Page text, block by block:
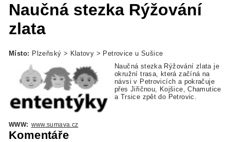
Naučná stezka Rýžování
zlata
Místo: Plzeňský > Klatovy > Petrovice u Sušice
Naučná stezka Rýžování zlata je
okružní trasa, která začíná na
návsi v Petrovicích a pokračuje
přes Jiřičnou, Kojšice, Chamutice
a Trsice zpět do Petrovic.
WWW: www.sumava.cz
Komentáře